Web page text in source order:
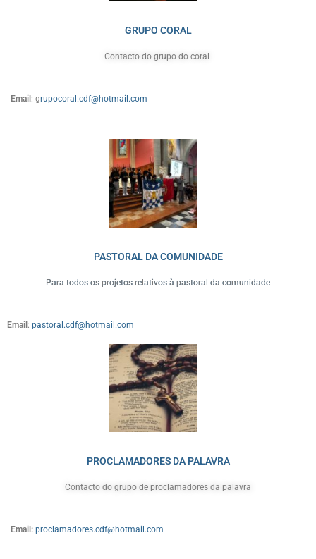
GRUPO CORAL
Contacto do grupo do coral
Email : grupocoral.cdf@hotmail.com
PASTORAL DA COMUNIDADE
Para todos os projetos relativos à pastoral da comunidade
Email:pastoral.cdf@hotmail.com
PROCLAMADORES DA PALAVRA
Contacto do grupo de proclamadores da palavra
Email: proclamadores.cdf@hotmail.com